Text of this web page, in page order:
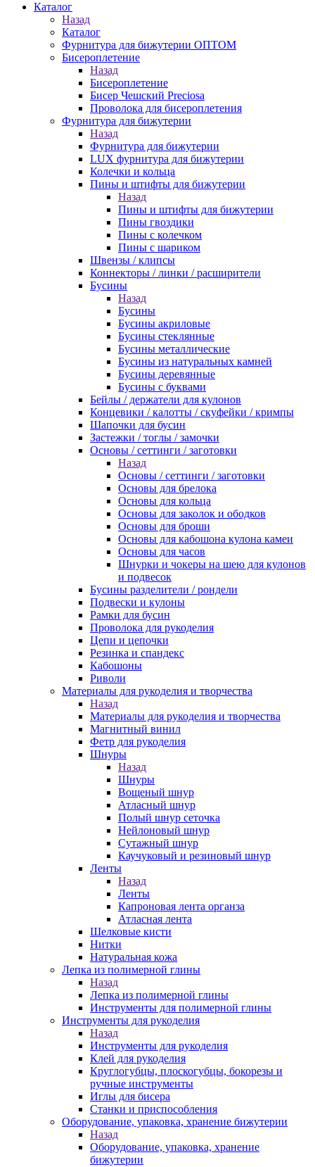
Каталог
Назад
Каталог
Фурнитура для бижутерии ОПТОМ
Бисероплетение
Назад
Бисероплетение
Бисер Чешский Preciosa
Проволока для бисероплетения
Фурнитура для бижутерии
Назад
Фурнитура для бижутерии
LUX фурнитура для бижутерии
Колечки и кольца
Пины и штифты для бижутерии
Назад
Пины и штифты для бижутерии
Пины гвоздики
Пины с колечком
Пины с шариком
Швензы / клипсы
Коннекторы / линки / расширители
Бусины
Назад
Бусины
Бусины акриловые
Бусины стеклянные
Бусины металлические
Бусины из натуральных камней
Бусины деревянные
Бусины с буквами
Бейлы / держатели для кулонов
Концевики / калотты / скуфейки / кримпы
Шапочки для бусин
Застежки / тоглы / замочки
Основы / сеттинги / заготовки
Назад
Основы / сеттинги / заготовки
Основы для брелока
Основы для кольца
Основы для заколок и ободков
Основы для броши
Основы для кабошона кулона камеи
Основы для часов
Шнурки и чокеры на шею для кулонов
и подвесок
Бусины разделители / рондели
Подвески и кулоны
Рамки для бусин
Проволока для рукоделия
Цепи и цепочки
Резинка и спандекс
Кабошоны
Риволи
Материалы для рукоделия и творчества
Назад
Материалы для рукоделия и творчества
Магнитный винил
Фетр для рукоделия
Шнуры
Назад
Шнуры
Вощеный шнур
Атласный шнур
Полый шнур сеточка
Нейлоновый шнур
Сутажный шнур
Каучуковый и резиновый шнур
Ленты
Назад
Ленты
Капроновая лента органза
Атласная лента
Шелковые кисти
Нитки
Натуральная кожа
Лепка из полимерной глины
Назад
Лепка из полимерной глины
Инструменты для полимерной глины
Инструменты для рукоделия
Назад
Инструменты для рукоделия
Клей для рукоделия
Круглогубцы, плоскогубцы, бокорезы и
ручные инструменты
Иглы для бисера
Станки и приспособления
Оборудование, упаковка, хранение бижутерии
Назад
Оборудование, упаковка, хранение
бижутерии